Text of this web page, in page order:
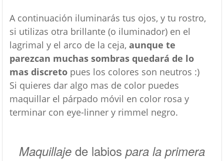
A continuación iluminarás tus ojos, y tu rostro,
si utilizas otra brillante (o iluminador) en el
lagrimal y el arco de la ceja, aunque te
parezcan muchas sombras quedará de lo
mas discreto pues los colores son neutros :)
Si quieres dar algo mas de color puedes
maquillar el párpado móvil en color rosa y
terminar con eye-linner y rimmel negro.
Maquillaje de labios para la primera